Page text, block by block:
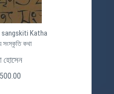
Katha
সংস্কৃতি কথা
হোসেন